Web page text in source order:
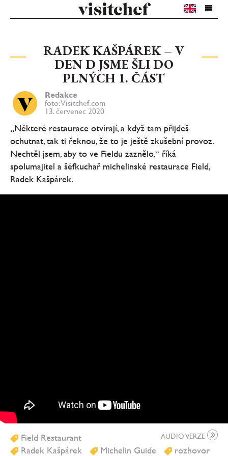
RADEK KAŠPÁREK – V
DEN D JSME ŠLI DO
PLNÝCH 1. ČÁST
Redakce
foto: Visitchef.com
13. červenec 2020
„Některé restaurace otvírají, a když tam přijdeš
ochutnat, tak ti řeknou, že to je ještě zkušební provoz.
Nechtěl jsem, aby to ve Fieldu zaznělo,“ říká
spolumajitel a šéfkuchař michelinské restaurace Field,
Radek Kašpárek.
AUDIO VERZE
Field Restaurant
Radek Kašpárek
Michelin Guide rozhovor